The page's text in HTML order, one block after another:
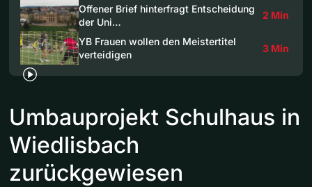
Offener Brief hinterfragt Entscheidung
der Uni…
2 Min
YB Frauen wollen den Meistertitel
verteidigen
3 Min
Umbauprojekt Schulhaus in
Wiedlisbach
zurückgewiesen